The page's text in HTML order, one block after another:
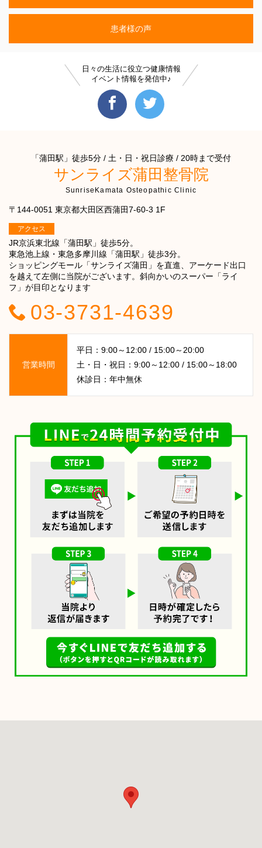
患者様の声
日々の生活に役立つ健康情報
イベント情報を発信中♪
「蒲田駅」徒歩5分 / 土・日・祝日診療 / 20時まで受付
サンライズ蒲田整骨院
SunriseKamata Osteopathic Clinic
〒144-0051 東京都大田区西蒲田7-60-3 1F
アクセス
JR京浜東北線「蒲田駅」徒歩5分。
東急池上線・東急多摩川線「蒲田駅」徒歩3分。
ショッピングモール「サンライズ蒲田」を直進、アーケード出口
を越えて左側に当院がございます。斜向かいのスーパー「ライ
フ」が目印となります
03-3731-4639
営業時間
平日：9:00～12:00 / 15:00～20:00
土・日・祝日：9:00～12:00 / 15:00～18:00
休診日：年中無休